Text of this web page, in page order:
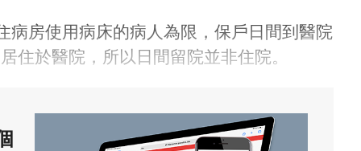
病房使用病床的病人為限，保戶日間到醫院
住於醫院，所以日間留院並非住院。